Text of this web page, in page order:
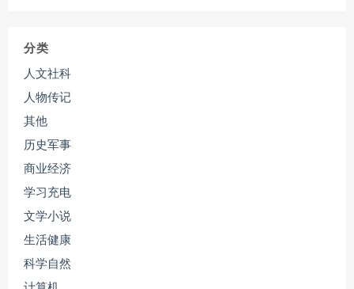
分类
人文社科
人物传记
其他
历史军事
商业经济
学习充电
文学小说
生活健康
科学自然